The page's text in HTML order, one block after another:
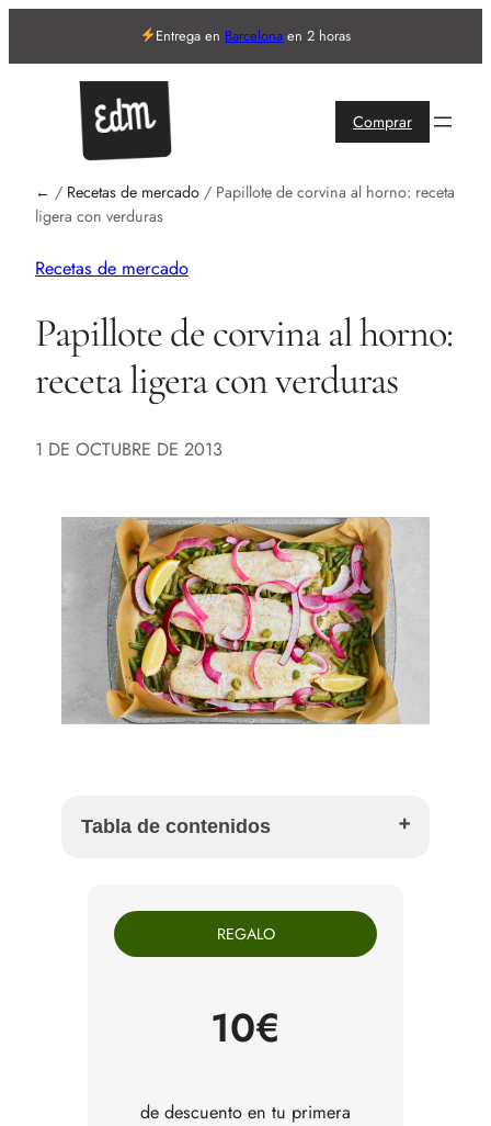
Entrega en Barcelona en 2 horas
Comprar
← / Recetas de mercado / Papillote de corvina al horno: receta
ligera con verduras
Recetas de mercado
Papillote de corvina al horno:
receta ligera con verduras
1 DE OCTUBRE DE 2013
Tabla de contenidos
Cómo preparar papillote de corvina al horno
Por qué la corvina funciona tan bien en papillote
Qué verduras van mejor con esta receta
Errores comunes al preparar papillote de corvina
REGALO
10€
de descuento en tu primera